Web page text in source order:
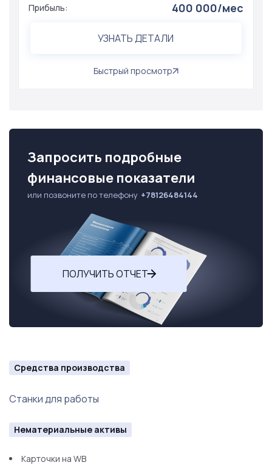
Прибыль: 400 000/мес
УЗНАТЬ ДЕТАЛИ
Быстрый просмотр
Запросить подробные
финансовые показатели
или позвоните по телефону +78126484144
ПОЛУЧИТЬ ОТЧЕТ
Средства производства
Станки для работы
Нематериальные активы
Карточки на WB